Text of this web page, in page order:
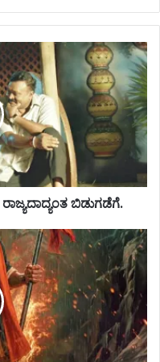
ಬಿಡುಗಡೆಗೆ.